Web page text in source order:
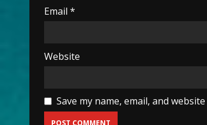
Email *
Website
Save my name, email, and